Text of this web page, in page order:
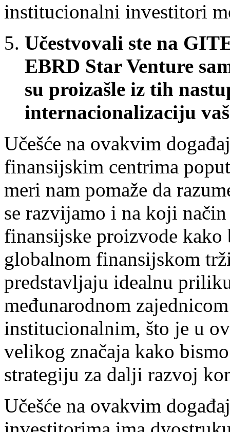
institucionalni investitori
Učestvovali ste na
EBRD Star Venture
su proizašle iz tih
internacionalizaciju
Učešće na ovakvim
finansijskim centrima
meri nam pomaže da
se razvijamo i na koji
finansijske proizvode
globalnom finansijskom
predstavljaju idealnu
međunarodnom
institucionalnim, što je u
velikog značaja kako
strategiju za dalji razvoj
Učešće na ovakvim